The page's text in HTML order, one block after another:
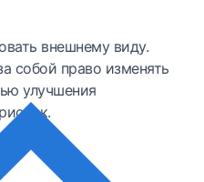
внешнему виду.
собой право изменять
улучшения